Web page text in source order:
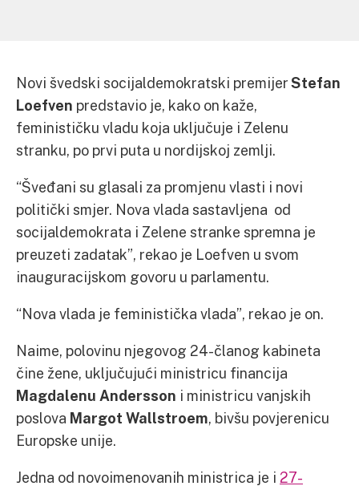
Novi švedski socijaldemokratski premijerStefan
Loefven predstavio je, kako on kaže,
feminističku vladu koja uključuje i Zelenu
stranku, po prvi puta u nordijskoj zemlji.
“Šveđani su glasali za promjenu vlasti i novi
politički smjer. Nova vlada sastavljena od
socijaldemokrata i Zelene stranke spremna je
preuzeti zadatak”, rekao je Loefven u svom
inauguracijskom govoru u parlamentu.
“Nova vlada je feministička vlada”, rekao je on.
Naime, polovinu njegovog 24-članog kabineta
čine žene, uključujući ministricu financija
Magdalenu Andersson i ministricu vanjskih
poslova Margot Wallstroem, bivšu povjerenicu
Europske unije.
Jedna od novoimenovanih ministrica je i 27-